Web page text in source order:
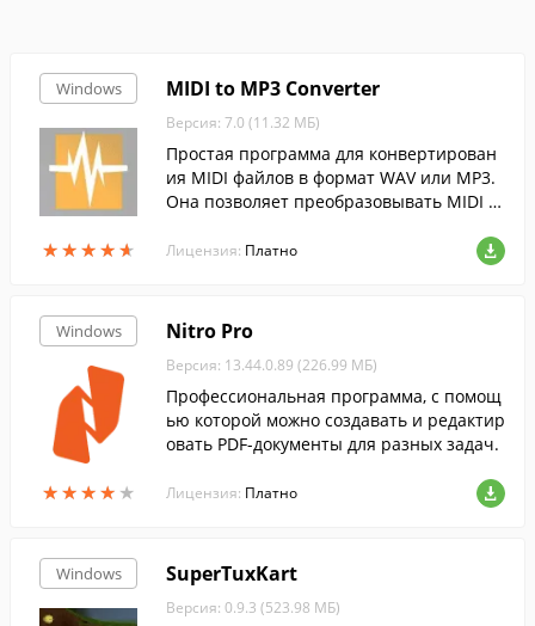
Windows
★★★★★
★★★★★
MIDI to MP3 Converter
Версия: 7.0 (11.32 МБ)
Простая программа для конвертирован
ия MIDI файлов в формат WAV или MP3.
Она позволяет преобразовывать MIDI ф
Лицензия: Платно
Windows
★★★★ ★
★★★★ ★
Nitro Pro
Версия: 13.44.0.89 (226.99 МБ)
Профессиональная программа, с помощ
ью которой можно создавать и редактир
овать PDF-документы для разных задач.
Лицензия: Платно
Windows SuperTuxKart
Версия: 0.9.3 (523.98 МБ)